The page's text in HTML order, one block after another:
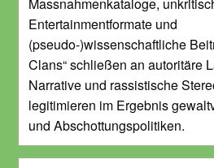
Entertainmentformate und
(pseudo-)wissenschaftliche
Clans“ schließen an autoritäre
Narrative und rassistische
legitimieren im Ergebnis
und Abschottungspolitiken.